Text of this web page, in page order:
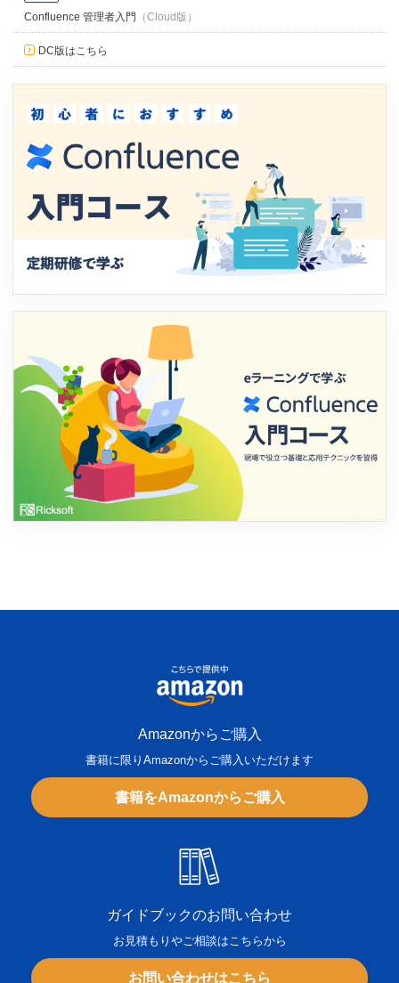
Confluence 管理者入門 （Cloud版）
DC版はこちら
Amazonからご購入
書籍に限りAmazonからご購入いただけます
書籍をAmazonからご購入
ガイドブックのお問い合わせ
お見積もりやご相談はこちらから
お問い合わせはこちら